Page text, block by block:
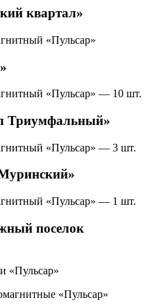
квартал»
«Пульсар»
«Пульсар» — 10 шт.
Триумфальный»
«Пульсар» — 3 шт.
«Пульсар» — 1 шт.
поселок
«Пульсар»
«Пульсар»